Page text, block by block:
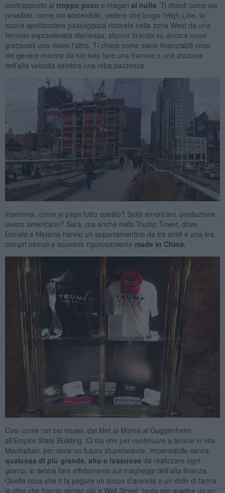
contrapposto al troppo poco o magari al nulla. Ti chiedi come sia
possibile, come sia sostenibile, vedere che lungo l’High Line, la
nuova spettacolare passeggiata ricavata nella zona West da una
ferrovia sopraelevata dismessa, stanno tirando su ancora nuovi
grattacieli uno dietro l’altro. Ti chiedi come siano finanziabili cose
del genere mentre da noi solo fare una tramvia o una stazione
dell’alta velocità sembra una roba pazzesca.
Insomma, come si paga tutto questo? Soldi americani, produzione,
lavoro americano? Sarà, ma anche nella Trump Tower, dove
Donald e Melania hanno un appartamentino da tre soldi e una lira,
compri ninnoli e souvenir rigorosamente made in China.
Così come nei bei musei, dal Met al Moma al Guggenheim
all’Empire State Building. Ci sta che per continuare a tenere in vita
Manhattan, per darle un futuro stupefacente, impensabile senza
qualcosa di più grande, alto e lussuoso da realizzare ogni
giorno, si debba fare affidamento sui magheggi dell’alta finanza.
Quella cosa che ti fa pagare un succo d’arancia o un chilo di farina
la cifra che hanno deciso giù a Wall Street, tanto per gradire un po’